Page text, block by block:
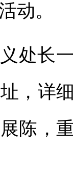
动。
处长
，详
陈，